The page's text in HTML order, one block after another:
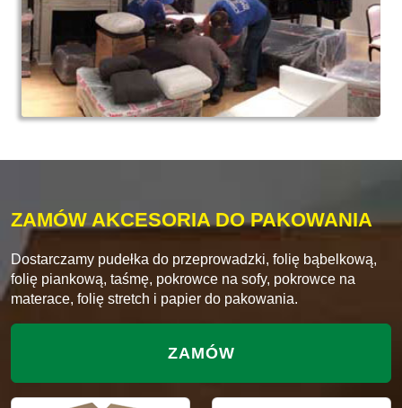
ZAMÓW AKCESORIA DO PAKOWANIA
Dostarczamy pudełka do przeprowadzki, folię bąbelkową,
folię piankową, taśmę, pokrowce na sofy, pokrowce na
materace, folię stretch i papier do pakowania.
ZAMÓW